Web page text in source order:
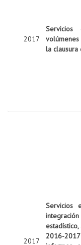
2017
Servicios
la clausura
2017
Servicios
2016-